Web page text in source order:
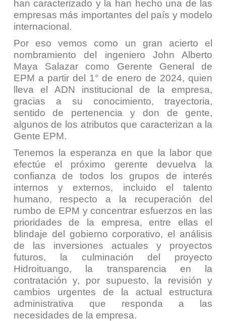
han caracterizado y la han hecho una de las
empresas más importantes del país y modelo
internacional.
Por eso vemos como un gran acierto el
nombramiento del ingeniero John Alberto
Maya Salazar como Gerente General de
EPM a partir del 1° de enero de 2024, quien
lleva el ADN institucional de la empresa,
gracias a su conocimiento, trayectoria,
sentido de pertenencia y don de gente,
algunos de los atributos que caracterizan a la
Gente EPM.
Tenemos la esperanza en que la labor que
efectúe el próximo gerente devuelva la
confianza de todos los grupos de interés
internos y externos, incluido el talento
humano, respecto a la recuperación del
rumbo de EPM y concentrar esfuerzos en las
prioridades de la empresa, entre ellas el
blindaje del gobierno corporativo, el análisis
de las inversiones actuales y proyectos
futuros, la culminación del proyecto
Hidroituango, la transparencia en la
contratación y, por supuesto, la revisión y
cambios urgentes de la actual estructura
administrativa que responda a las
necesidades de la empresa.